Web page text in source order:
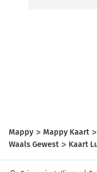
Mappy Mappy Kaart
Waals Gewest
Kaart